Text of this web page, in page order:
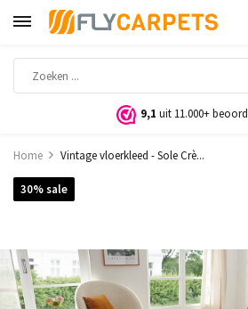
9,1 uit 11.000+
Home Vintage vloerkleed - Sole Crè...
30% sale